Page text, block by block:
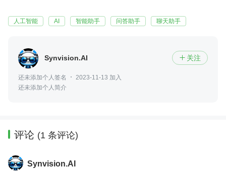
人工智能 AI 智能助手 问答助手 聊天助手
Synvision.AI  关注
还未添加个人签名
2023-11-13 加入
还未添加个人简介
评论 (1 条评论)
Synvision.AI